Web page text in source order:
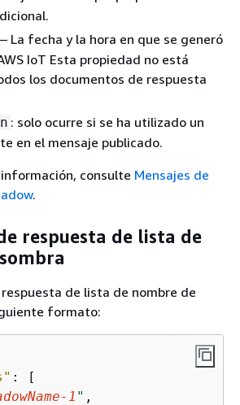
La fecha y la hora en que se generó
IoT Esta propiedad no está
los documentos de respuesta
: solo ocurre si se ha utilizado un
en el mensaje publicado.
consulte Mensajes de
.
respuesta de lista de
de lista de nombre de
formato:
: [
1 " ,